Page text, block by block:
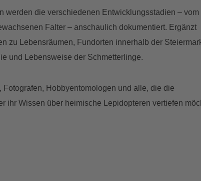
werden die verschiedenen Entwicklungsstadien – vom
Falter – anschaulich dokumentiert. Ergänzt
zu Lebensräumen, Fundorten innerhalb der
und Lebensweise der Schmetterlinge.
Hobbyentomologen und alle, die die
ihr Wissen über heimische Lepidopteren vertiefen